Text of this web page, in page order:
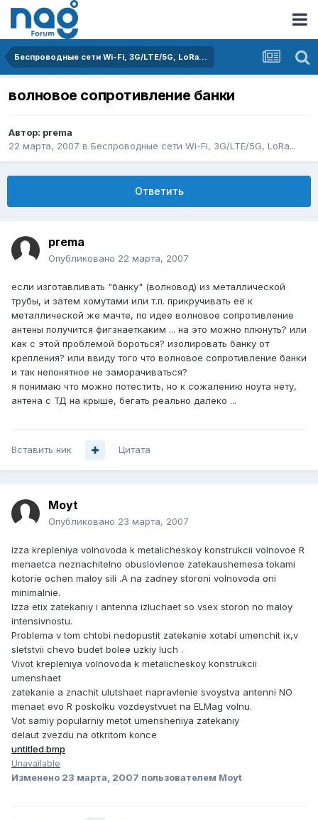
Беспроводные сети Wi-Fi, 3G/LTE/5G, LoRa...
волновое сопротивление банки
Автор: prema
22 марта, 2007 в Беспроводные сети Wi-Fi, 3G/LTE/5G, LoRa...
Ответить
prema
Опубликовано 22 марта, 2007
если изготавливать "банку" (волновод) из металлической
трубы, и затем хомутами или т.п. прикручивать её к
металлической же мачте, по идее волновое сопротивление
антены получится фигзнаеткаким ... на это можно плюнуть? или
как с этой проблемой бороться? изолировать банку от
крепления? или ввиду того что волновое сопротивление банки
и так непонятное не заморачиваться?
я понимаю что можно потестить, но к сожалению ноута нету,
антена с ТД на крыше, бегать реально далеко ...
Вставить ник Цитата
Moyt
Опубликовано 23 марта, 2007
izza krepleniya volnovoda k metalicheskoy konstrukcii volnovoe R
menaetca neznachitelno obuslovlenoe zatekaushemesa tokami
kotorie ochen maloy sili .A na zadney storoni volnovoda oni
minimalnie.
Izza etix zatekaniy i antenna izluchaet so vsex storon no maloy
intensivnostu.
Problema v tom chtobi nedopustit zatekanie xotabi umenchit ix,v
sletstvii chevo budet bolee uzkiy luch .
Vivot krepleniya volnovoda k metalicheskoy konstrukcii
umenshaet
zatekanie a znachit ulutshaet napravlenie svoystva antenni NO
menaet evo R poskolku vozdeystvuet na ELMag volnu.
Vot samiy popularniy metot umensheniya zatekaniy
delaut zvezdu na otkritom konce
untitled.bmp
Unavailable
Изменено 23 марта, 2007 пользователем Moyt